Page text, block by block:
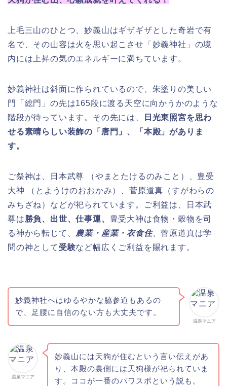
上毛三山のひとつ、妙義山はギザギザとした奇岩で有
名で、その山容は火を思い起こさせ「妙義神社」の境
内には上昇の気のエネルギーに満ちています。
妙義神社は斜面に作られているので、朱塗りの美しい
門「総門」の先は165段に渡る天空に向かうかのような
階段が待っています。その先には、
日光東照宮を思わ
せる素晴らしい装飾の「唐門」、「本殿」がありま
す。
ご祭神は、日本武尊 （やまとたけるのみこと）、豊受
大神 （とようけのおおかみ）、菅原道真（すがわらの
みちざね）などが祀られています。ご利益は、日本武
尊は勝負、出世、仕事運、 豊受大神は食物・穀物を司
る神から転じて、 農業・産業・衣食住、菅原道真は学
問の神として 受験など幅広くご利益を賜れます。
温泉マニア
妙義神社へはゆるやかな脇参道もあるの
で、足腰に自信のない方も大丈夫です。
温泉マニア
妙義山には天狗が住むという言い伝えがあ
り、本殿の裏側には天狗様が祀られていま
す。ココが一番のパワスポという説も。